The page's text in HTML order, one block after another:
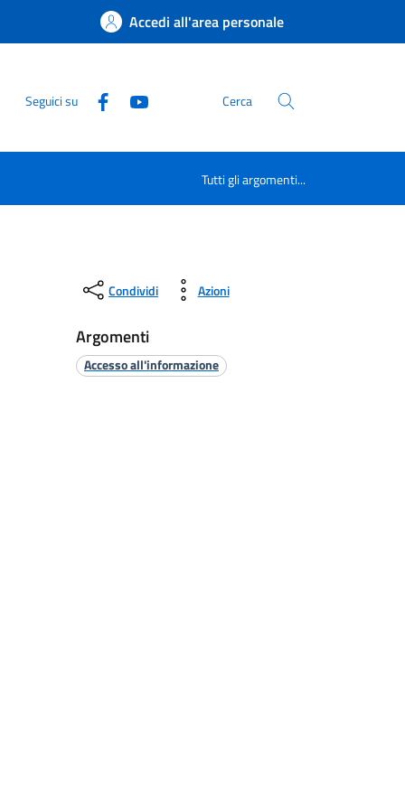
Accedi all'area personale
Seguici su Cerca
Tutti gli argomenti...
Condividi Azioni
Argomenti
Accesso all'informazione